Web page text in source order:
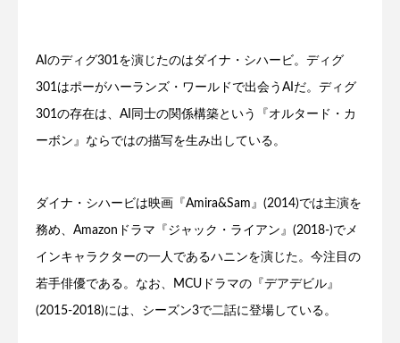
AIのディグ301を演じたのはダイナ・シハービ。ディグ
301はポーがハーランズ・ワールドで出会うAIだ。ディグ
301の存在は、AI同士の関係構築という『オルタード・カ
ーボン』ならではの描写を生み出している。
ダイナ・シハービは映画『Amira&Sam』(2014)では主演を
務め、Amazonドラマ『ジャック・ライアン』(2018-)でメ
インキャラクターの一人であるハニンを演じた。今注目の
若手俳優である。なお、MCUドラマの『デアデビル』
(2015-2018)には、シーズン3で二話に登場している。